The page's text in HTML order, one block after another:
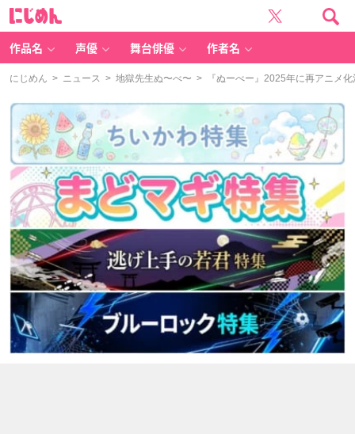
作品名 声優 舞台俳優 作者名
にじめん > ニュース > 地獄先生ぬ〜べ〜 > 『ぬーべー』2025年に再アニメ化